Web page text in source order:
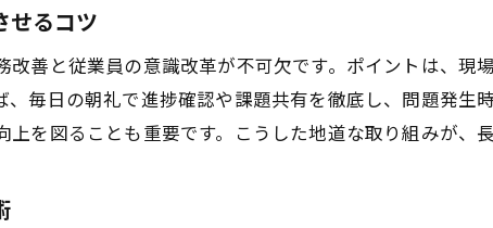
コスト削減を実現するためのプラント工事術
持続可能なプラント工事で経費を抑える方法
環境配慮とコスト削減を両立するプラント工事
持続可能なプラント工事が経費削減に与える影響
せるコツ
善と従業員の意識改革が不可欠です。ポイントは、現
毎日の朝礼で進捗確認や課題共有を徹底し、問題発生
を図ることも重要です。こうした地道な取り組みが、